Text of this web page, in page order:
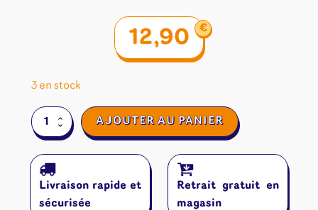
12,90 €
3 en stock
quantité
de
Letter
AJOUTER AU PANIER
Livraison rapide et
sécurisée
Retrait gratuit en
magasin